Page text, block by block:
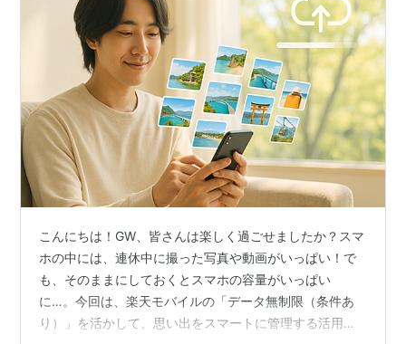
こんにちは！GW、皆さんは楽しく過ごせましたか？スマ
ホの中には、連休中に撮った写真や動画がいっぱい！で
も、そのままにしておくとスマホの容量がいっぱい
に…。今回は、楽天モバイルの「データ無制限（条件あ
り）」を活かして、思い出をスマートに管理する活用術